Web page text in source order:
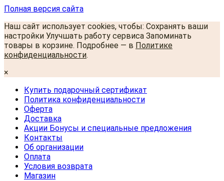
Полная версия сайта
Наш сайт использует cookies, чтобы: Сохранять ваши
настройки Улучшать работу сервиса Запоминать
товары в корзине. Подробнее — в Политике
конфиденциальности.
×
Купить подарочный сертификат
Политика конфиденциальности
Оферта
Доставка
Акции Бонусы и специальные предложения
Контакты
Об организации
Оплата
Условия возврата
Магазин